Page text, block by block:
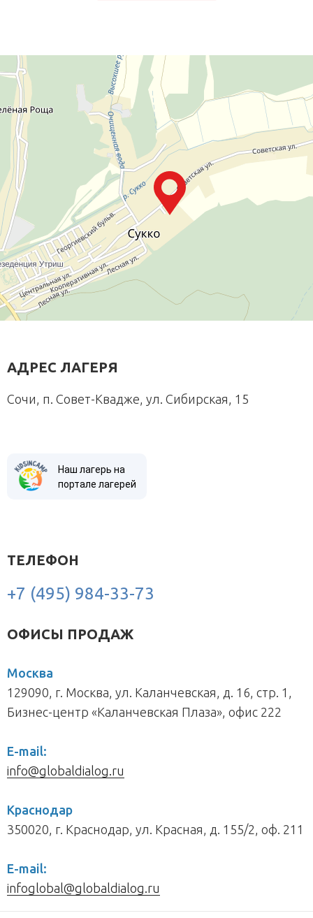
АДРЕС ЛАГЕРЯ
Сочи, п. Совет-Квадже, ул. Сибирская, 15
Наш лагерь на
портале лагерей
ТЕЛЕФОН
+7 (495) 984-33-73
ОФИСЫ ПРОДАЖ
Москва
129090, г. Москва, ул. Каланчевская, д. 16, стр. 1,
Бизнес-центр «Каланчевская Плаза», офис 222
E-mail:
info@globaldialog.ru
Краснодар
350020, г. Краснодар, ул. Красная, д. 155/2, оф. 211
E-mail:
infoglobal@globaldialog.ru